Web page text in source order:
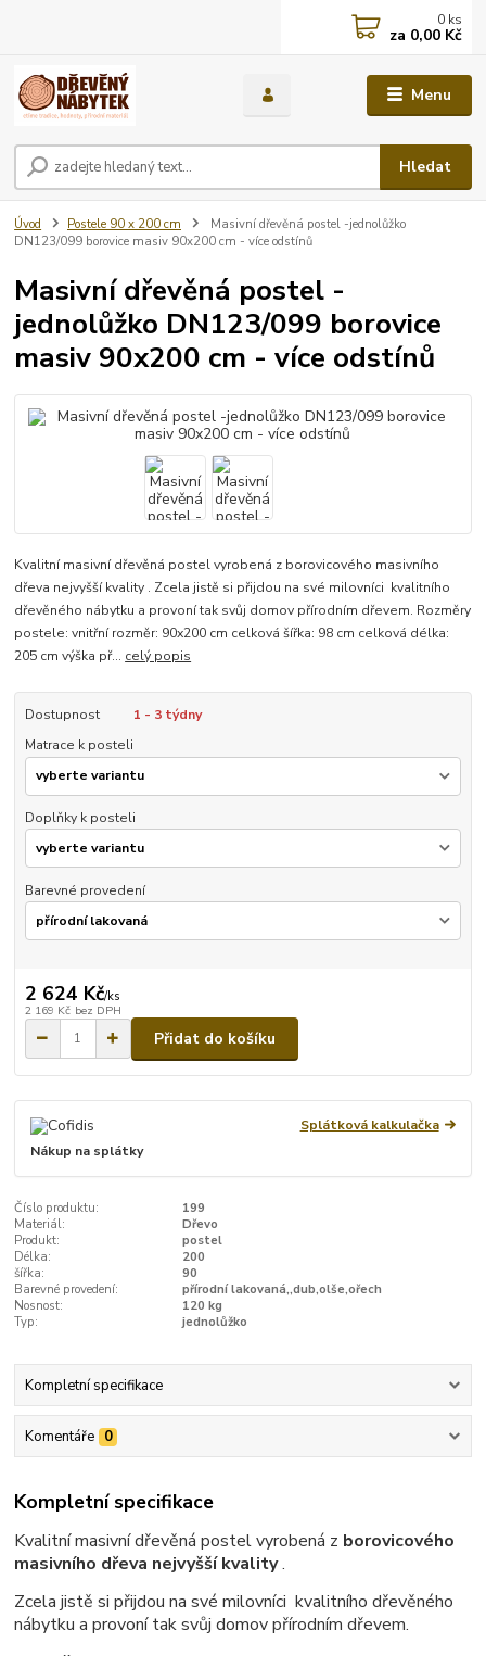
Menu
Hledat
0 ks
za 0,00 Kč
Úvod Postele 90 x 200 cm
Masivní dřevěná postel -jednolůžko
DN123/099 borovice masiv 90x200 cm - více odstínů
Masivní dřevěná postel -
jednolůžko DN123/099 borovice
masiv 90x200 cm - více odstínů
Kvalitní masivní dřevěná postel vyrobená z borovicového masivního
dřeva nejvyšší kvality . Zcela jistě si přijdou na své milovníci kvalitního
dřevěného nábytku a provoní tak svůj domov přírodním dřevem. Rozměry
postele: vnitřní rozměr: 90x200 cm celková šířka: 98 cm celková délka:
205 cm výška př... celý popis
Dostupnost
1 - 3 týdny
Matrace k posteli
Doplňky k posteli
Barevné provedení
2 624 Kč/ks
2 169 Kč bez DPH
Přidat do košíku
Splátková kalkulačka
Nákup na splátky
Číslo produktu:
199
Materiál:
Dřevo
Produkt:
postel
Délka:
200
šířka:
90
Barevné provedení:
přírodní lakovaná,,dub,olše,ořech
Nosnost:
120 kg
Typ:
jednolůžko
Kompletní specifikace
Komentáře 0
Kompletní specifikace
Kvalitní masivní dřevěná postel vyrobená z borovicového
masivního dřeva nejvyšší kvality.
Zcela jistě si přijdou na své milovníci kvalitního dřevěného
nábytku a provoní tak svůj domov přírodním dřevem.